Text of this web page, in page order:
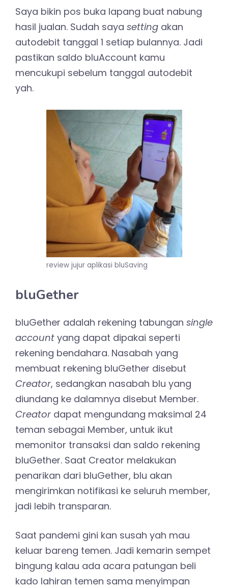
Saya bikin pos buka lapang buat nabung
hasil jualan. Sudah saya setting akan
autodebit tanggal 1 setiap bulannya. Jadi
pastikan saldo bluAccount kamu
mencukupi sebelum tanggal autodebit
yah.
review jujur aplikasi bluSaving
bluGether
bluGether adalah rekening tabungan single
account yang dapat dipakai seperti
rekening bendahara. Nasabah yang
membuat rekening bluGether disebut
Creator, sedangkan nasabah blu yang
diundang ke dalamnya disebut Member.
Creator dapat mengundang maksimal 24
teman sebagai Member, untuk ikut
memonitor transaksi dan saldo rekening
bluGether. Saat Creator melakukan
penarikan dari bluGether, blu akan
mengirimkan notifikasi ke seluruh member,
jadi lebih transparan.
Saat pandemi gini kan susah yah mau
keluar bareng temen. Jadi kemarin sempet
bingung kalau ada acara patungan beli
kado lahiran temen sama menyimpan